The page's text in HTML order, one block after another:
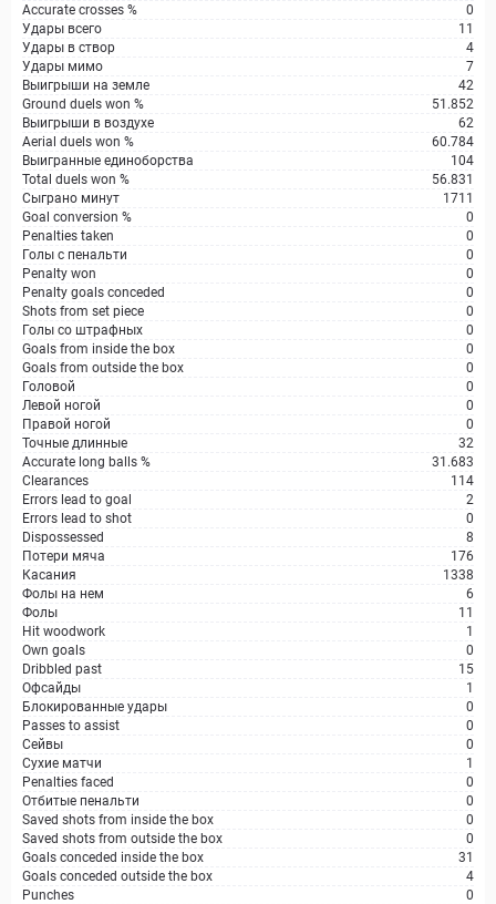
Accurate crosses %
0
Удары всего
11
Удары в створ
4
Удары мимо
7
Выигрыши на земле
42
Ground duels won %
51.852
Выигрыши в воздухе
62
Aerial duels won %
60.784
Выигранные единоборства
104
Total duels won %
56.831
Сыграно минут
1711
Goal conversion %
0
Penalties taken
0
Голы с пенальти
0
Penalty won
0
Penalty goals conceded
0
Shots from set piece
0
Голы со штрафных
0
Goals from inside the box
0
Goals from outside the box
0
Головой
0
Левой ногой
0
Правой ногой
0
Точные длинные
32
Accurate long balls %
31.683
Clearances
114
Errors lead to goal
2
Errors lead to shot
0
Dispossessed
8
Потери мяча
176
Касания
1338
Фолы на нем
6
Фолы
11
Hit woodwork
1
Own goals
0
Dribbled past
15
Офсайды
1
Блокированные удары
0
Passes to assist
0
Сейвы
0
Сухие матчи
1
Penalties faced
0
Отбитые пенальти
0
Saved shots from inside the box
0
Saved shots from outside the box
0
Goals conceded inside the box
31
Goals conceded outside the box
4
Punches
0